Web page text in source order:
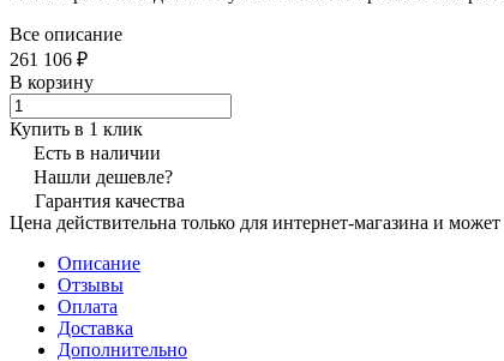
Все описание
261 106 ₽
В корзину
Купить в 1 клик
Есть в наличии
Нашли дешевле?
Гарантия качества
Цена действительна только для интернет-магазина и
Описание
Отзывы
Оплата
Доставка
Дополнительно